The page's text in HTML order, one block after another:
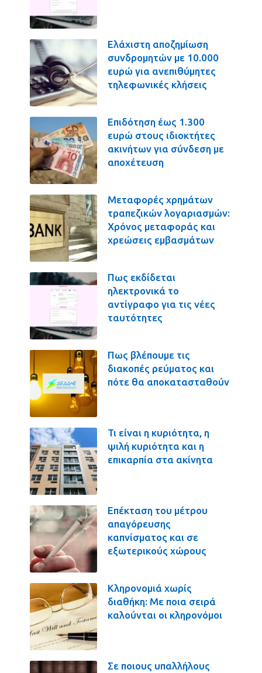
Ελάχιστη αποζημίωση
συνδρομητών με 10.000
ευρώ για ανεπιθύμητες
τηλεφωνικές κλήσεις
Επιδότηση έως 1.300
ευρώ στους ιδιοκτήτες
ακινήτων για σύνδεση με
αποχέτευση
Μεταφορές χρημάτων
τραπεζικών λογαριασμών:
Χρόνος μεταφοράς και
χρεώσεις εμβασμάτων
Πως εκδίδεται
ηλεκτρονικά το
αντίγραφο για τις νέες
ταυτότητες
Πως βλέπουμε τις
διακοπές ρεύματος και
πότε θα αποκατασταθούν
Τι είναι η κυριότητα, η
ψιλή κυριότητα και η
επικαρπία στα ακίνητα
Επέκταση του μέτρου
απαγόρευσης
καπνίσματος και σε
εξωτερικούς χώρους
Κληρονομιά χωρίς
διαθήκη: Με ποια σειρά
καλούνται οι κληρονόμοι
Σε ποιους υπαλλήλους